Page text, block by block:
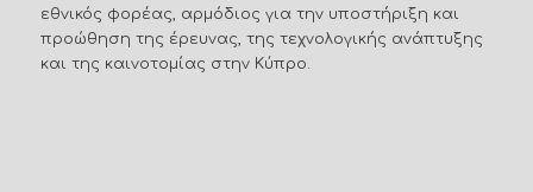
εθνικός φορέας, αρμόδιος για την υποστήριξη και
προώθηση της έρευνας, της τεχνολογικής ανάπτυξης
και της καινοτομίας στην Κύπρο.